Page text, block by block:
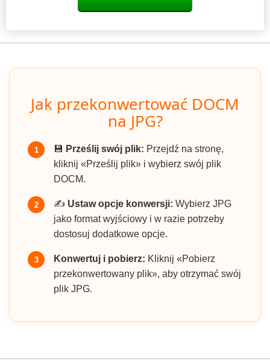
Jak przekonwertować DOCM
na JPG?
1 💾 Prześlij swój plik: Przejdź na stronę,
kliknij «Prześlij plik» i wybierz swój plik
DOCM.
2 ✍️ Ustaw opcje konwersji: Wybierz JPG
jako format wyjściowy i w razie potrzeby
dostosuj dodatkowe opcje.
3 Konwertuj i pobierz: Kliknij «Pobierz
przekonwertowany plik», aby otrzymać swój
plik JPG.